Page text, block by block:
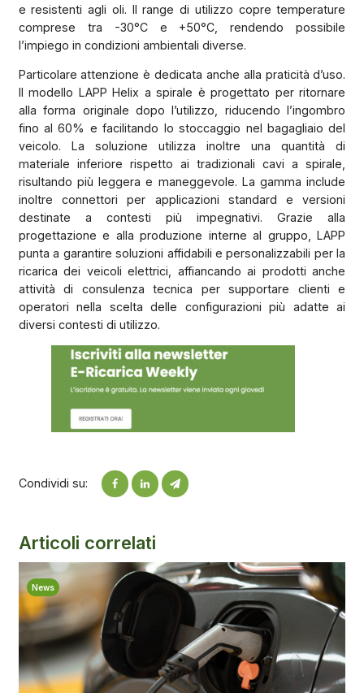
e resistenti agli oli. Il range di utilizzo copre temperature
comprese tra -30°C e +50°C, rendendo possibile
l’impiego in condizioni ambientali diverse.
Particolare attenzione è dedicata anche alla praticità d’uso.
Il modello LAPP Helix a spirale è progettato per ritornare
alla forma originale dopo l’utilizzo, riducendo l’ingombro
fino al 60% e facilitando lo stoccaggio nel bagagliaio del
veicolo. La soluzione utilizza inoltre una quantità di
materiale inferiore rispetto ai tradizionali cavi a spirale,
risultando più leggera e maneggevole. La gamma include
inoltre connettori per applicazioni standard e versioni
destinate a contesti più impegnativi. Grazie alla
progettazione e alla produzione interne al gruppo, LAPP
punta a garantire soluzioni affidabili e personalizzabili per la
ricarica dei veicoli elettrici, affiancando ai prodotti anche
attività di consulenza tecnica per supportare clienti e
operatori nella scelta delle configurazioni più adatte ai
diversi contesti di utilizzo.
Condividi su:
Articoli correlati
News